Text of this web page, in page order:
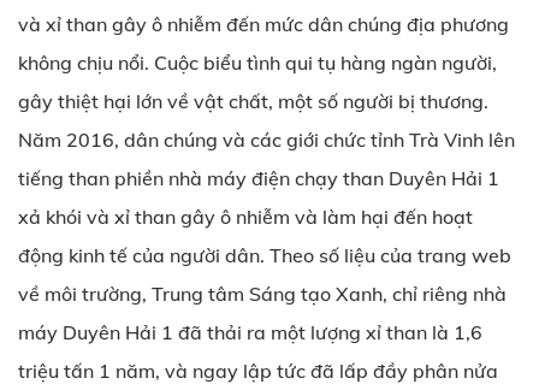
và xỉ than gây ô nhiễm đến mức dân chúng địa phương
không chịu nổi. Cuộc biểu tình qui tụ hàng ngàn người,
gây thiệt hại lớn về vật chất, một số người bị thương.
Năm 2016, dân chúng và các giới chức tỉnh Trà Vinh lên
tiếng than phiền nhà máy điện chạy than Duyên Hải 1
xả khói và xỉ than gây ô nhiễm và làm hại đến hoạt
động kinh tế của người dân. Theo số liệu của trang web
về môi trường, Trung tâm Sáng tạo Xanh, chỉ riêng nhà
máy Duyên Hải 1 đã thải ra một lượng xỉ than là 1,6
triệu tấn 1 năm, và ngay lập tức đã lấp đầy phân nửa